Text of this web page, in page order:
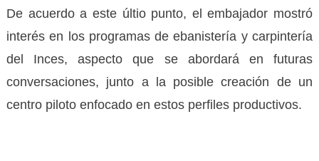
De acuerdo a este últio punto, el embajador mostró
interés en los programas de ebanistería y carpintería
del Inces, aspecto que se abordará en futuras
conversaciones, junto a la posible creación de un
centro piloto enfocado en estos perfiles productivos.